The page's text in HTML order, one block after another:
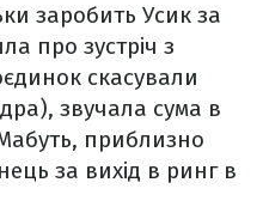
заробить Усик за
про зустріч з
скасували
звучала сума в
приблизно
за вихід в ринг в